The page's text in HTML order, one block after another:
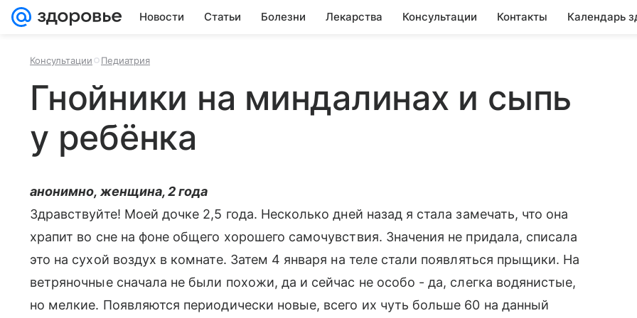
Новости Статьи Болезни Лекарства Консультации Контакты Календарь
Консультации Педиатрия
Гнойники на миндалинах и сыпь
у ребёнка
анонимно, женщина, 2 года
Здравствуйте! Моей дочке 2,5 года. Несколько дней назад я стала замечать, что она
храпит во сне на фоне общего хорошего самочувствия. Значения не придала, списала
это на сухой воздух в комнате. Затем 4 января на теле стали появляться прыщики. На
ветряночные сначала не были похожи, да и сейчас не особо - да, слегка водянистые,
но мелкие. Появляются периодически новые, всего их чуть больше 60 на данный